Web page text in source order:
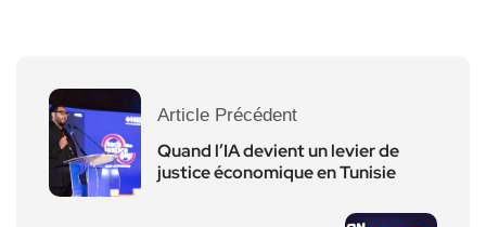
Article Précédent
Quand l’IA devient un levier de
justice économique en Tunisie